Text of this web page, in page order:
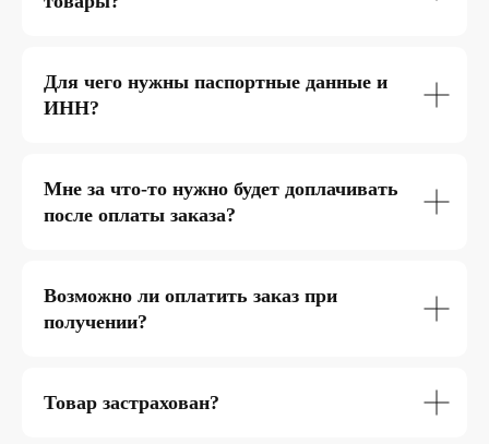
Для чего нужны паспортные данные и
ИНН?
Мне за что-то нужно будет доплачивать
после оплаты заказа?
Возможно ли оплатить заказ при
получении?
Товар застрахован?